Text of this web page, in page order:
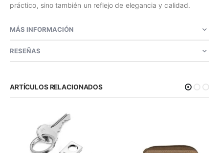
práctico, sino también un reflejo de elegancia y calidad.
MÁS INFORMACIÓN
RESEÑAS
ARTÍCULOS RELACIONADOS